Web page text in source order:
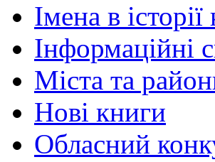
Імена в
Інформаційні
Міста та
Нові книги
Обласний